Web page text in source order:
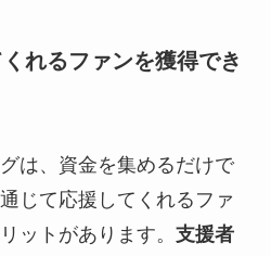
れるファンを獲得でき
は、資金を集めるだけで
じて応援してくれるファ
ットがあります。 支援者